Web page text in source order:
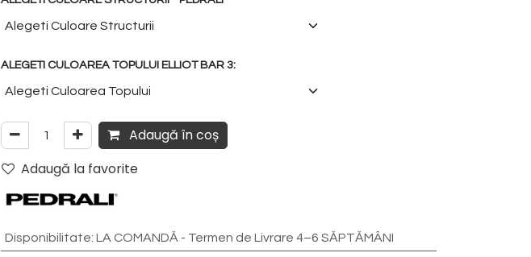
ALEGETI CULOAREA TOPULUI ELLIOT BAR 3:
Adaugă în coș
Adaugă la favorite
Disponibilitate: LA COMANDĂ - Termen de Livrare 4–6 SĂPTĂMÂNI